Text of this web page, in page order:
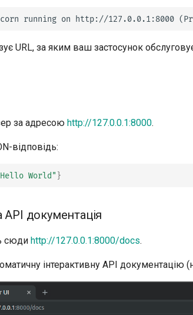
URL, за яким ваш застосунок
за адресою http://127.0.0.1:8000.
відповідь:
World" }
API документація
сюди http://127.0.0.1:8000/docs.
інтерактивну API документацію